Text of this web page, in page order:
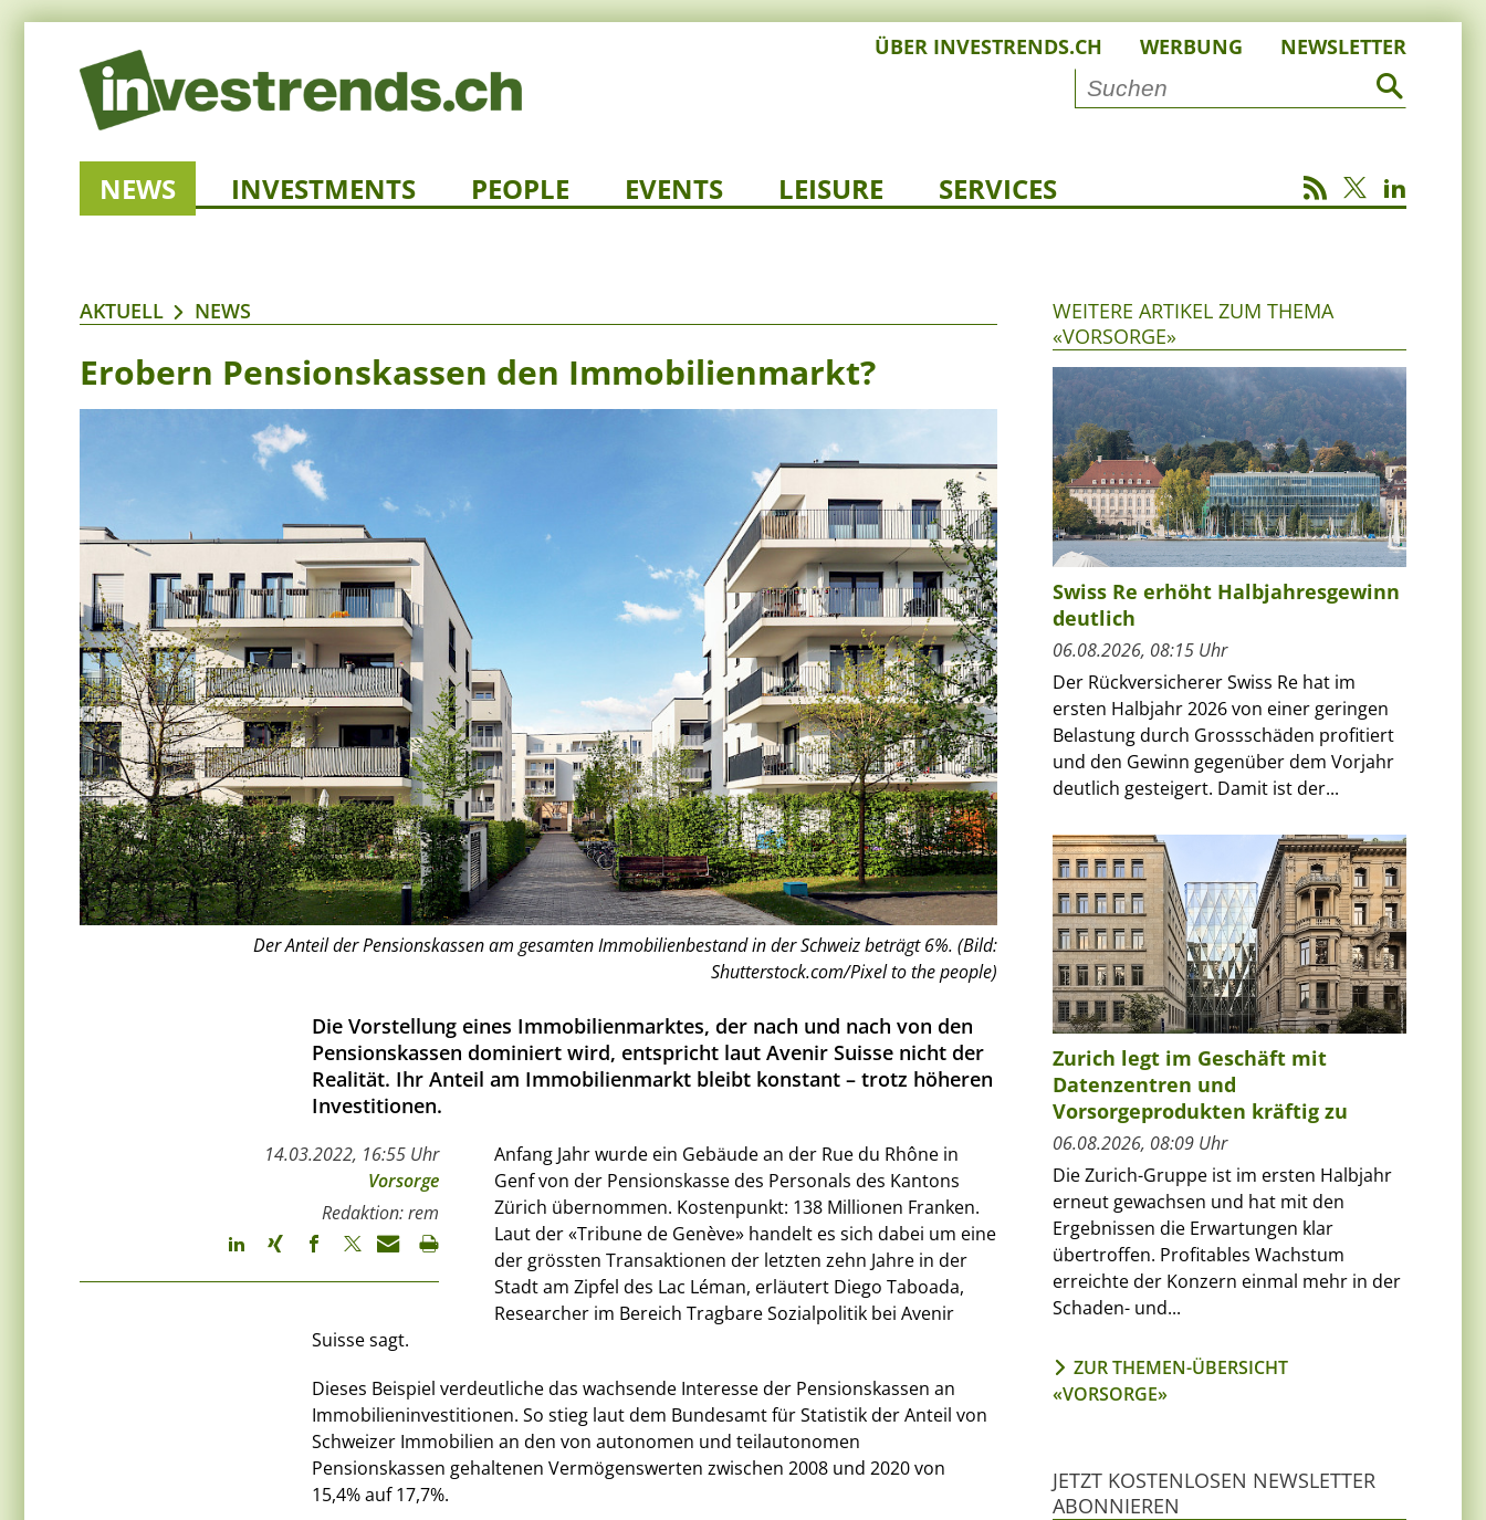
ÜBER INVESTRENDS.CH WERBUNG NEWSLETTER
NEWS INVESTMENTS PEOPLE EVENTS LEISURE SERVICES
AKTUELL NEWS
Erobern Pensionskassen den Immobilienmarkt?
Der Anteil der Pensionskassen am gesamten Immobilienbestand in der Schweiz beträgt 6%. (Bild:
Shutterstock.com/Pixel to the people)
Die Vorstellung eines Immobilienmarktes, der nach und nach von den
Pensionskassen dominiert wird, entspricht laut Avenir Suisse nicht der
Realität. Ihr Anteil am Immobilienmarkt bleibt konstant – trotz höheren
Investitionen.
14.03.2022, 16:55 Uhr
Vorsorge
Redaktion: rem
Anfang Jahr wurde ein Gebäude an der Rue du Rhône in
Genf von der Pensionskasse des Personals des Kantons
Zürich übernommen. Kostenpunkt: 138 Millionen Franken.
Laut der «Tribune de Genève» handelt es sich dabei um eine
der grössten Transaktionen der letzten zehn Jahre in der
Stadt am Zipfel des Lac Léman, erläutert Diego Taboada,
Researcher im Bereich Tragbare Sozialpolitik bei Avenir
Suisse sagt.
Dieses Beispiel verdeutliche das wachsende Interesse der Pensionskassen an
Immobilieninvestitionen. So stieg laut dem Bundesamt für Statistik der Anteil von
Schweizer Immobilien an den von autonomen und teilautonomen
Pensionskassen gehaltenen Vermögenswerten zwischen 2008 und 2020 von
15,4% auf 17,7%.
WEITERE ARTIKEL ZUM THEMA
«VORSORGE»
Swiss Re erhöht Halbjahresgewinn
deutlich
06.08.2026, 08:15 Uhr
Der Rückversicherer Swiss Re hat im
ersten Halbjahr 2026 von einer geringen
Belastung durch Grossschäden profitiert
und den Gewinn gegenüber dem Vorjahr
deutlich gesteigert. Damit ist der...
Zurich legt im Geschäft mit
Datenzentren und
Vorsorgeprodukten kräftig zu
06.08.2026, 08:09 Uhr
Die Zurich-Gruppe ist im ersten Halbjahr
erneut gewachsen und hat mit den
Ergebnissen die Erwartungen klar
übertroffen. Profitables Wachstum
erreichte der Konzern einmal mehr in der
Schaden- und...
ZUR THEMEN-ÜBERSICHT
«VORSORGE»
JETZT KOSTENLOSEN NEWSLETTER
ABONNIEREN